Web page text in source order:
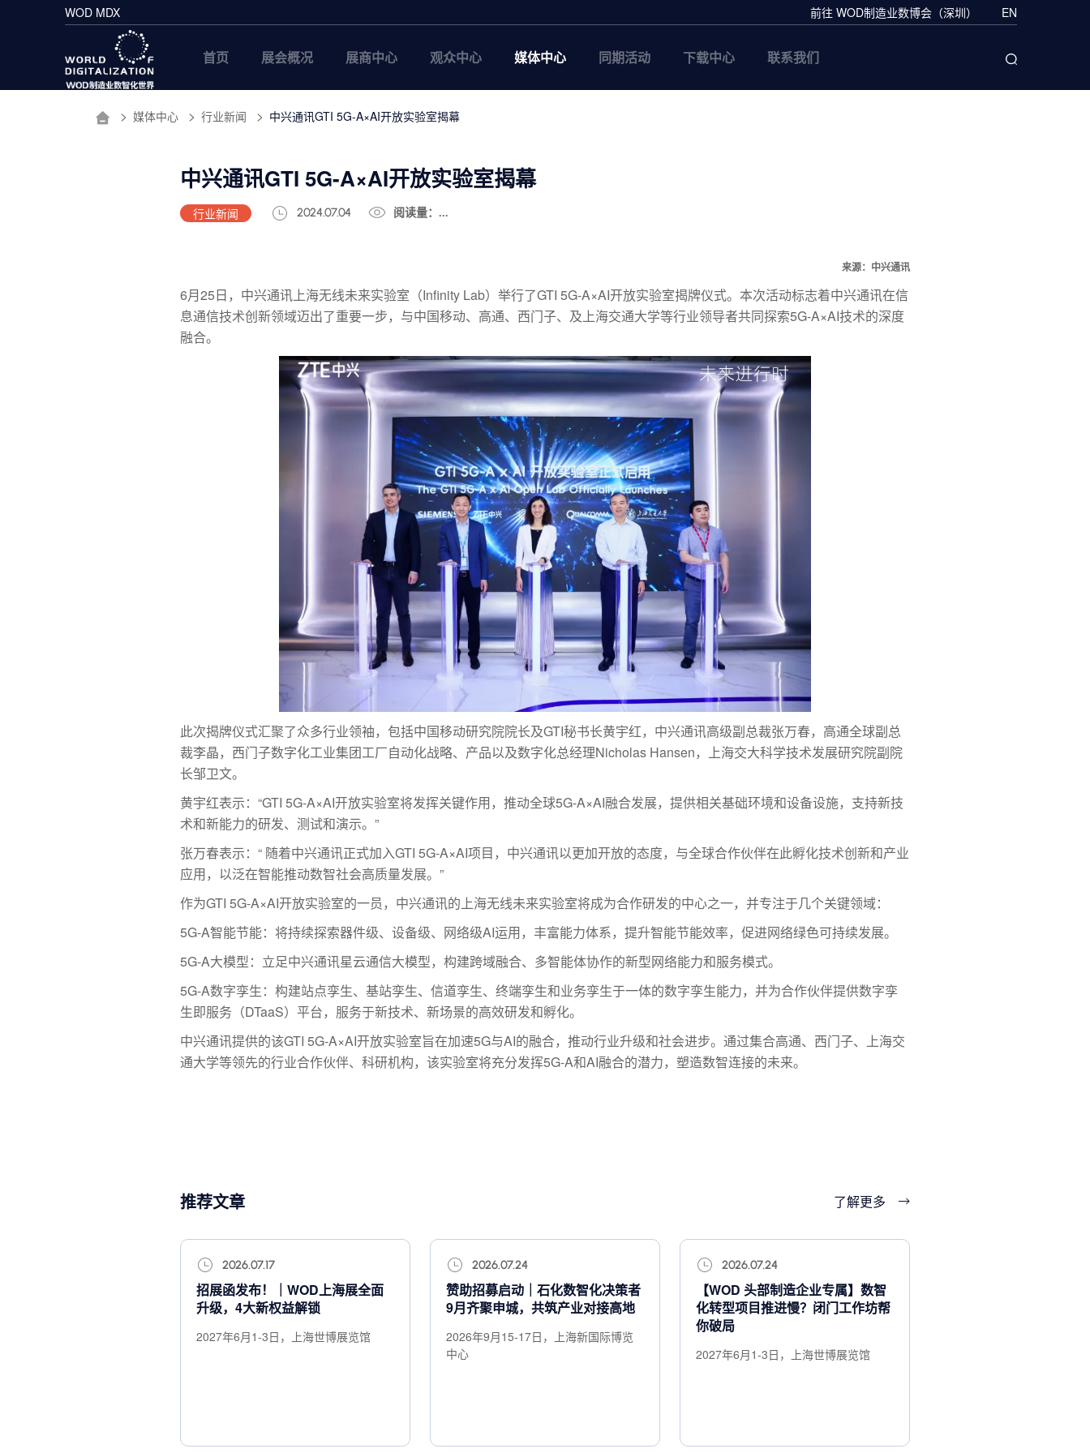
WOD MDX 前往 WOD制造业数博会（深圳） EN
首页 展会概况 展商中心 观众中心 媒体中心 同期活动 下载中心 联系我们
媒体中心 行业新闻 中兴通讯GTI 5G-A×AI开放实验室揭幕
中兴通讯GTI 5G-A×AI开放实验室揭幕
行业新闻 2024.07.04 阅读量：...
来源：中兴通讯
6月25日，中兴通讯上海无线未来实验室（Infinity Lab）举行了GTI 5G-A×AI开放实验室揭牌仪式。本次活动标志着中兴通讯在信
息通信技术创新领域迈出了重要一步，与中国移动、高通、西门子、及上海交通大学等行业领导者共同探索5G-A×AI技术的深度
融合。
此次揭牌仪式汇聚了众多行业领袖，包括中国移动研究院院长及GTI秘书长黄宇红，中兴通讯高级副总裁张万春，高通全球副总
裁李晶，西门子数字化工业集团工厂自动化战略、产品以及数字化总经理Nicholas Hansen，上海交大科学技术发展研究院副院
长邹卫文。
黄宇红表示：“GTI 5G-A×AI开放实验室将发挥关键作用，推动全球5G-A×AI融合发展，提供相关基础环境和设备设施，支持新技
术和新能力的研发、测试和演示。”
张万春表示：“ 随着中兴通讯正式加入GTI 5G-A×AI项目，中兴通讯以更加开放的态度，与全球合作伙伴在此孵化技术创新和产业
应用，以泛在智能推动数智社会高质量发展。”
作为GTI 5G-A×AI开放实验室的一员，中兴通讯的上海无线未来实验室将成为合作研发的中心之一，并专注于几个关键领域：
5G-A智能节能：将持续探索器件级、设备级、网络级AI运用，丰富能力体系，提升智能节能效率，促进网络绿色可持续发展。
5G-A大模型：立足中兴通讯星云通信大模型，构建跨域融合、多智能体协作的新型网络能力和服务模式。
5G-A数字孪生：构建站点孪生、基站孪生、信道孪生、终端孪生和业务孪生于一体的数字孪生能力，并为合作伙伴提供数字孪
生即服务（DTaaS）平台，服务于新技术、新场景的高效研发和孵化。
中兴通讯提供的该GTI 5G-A×AI开放实验室旨在加速5G与AI的融合，推动行业升级和社会进步。通过集合高通、西门子、上海交
通大学等领先的行业合作伙伴、科研机构，该实验室将充分发挥5G-A和AI融合的潜力，塑造数智连接的未来。
推荐文章 了解更多
2026.07.17
招展函发布！｜WOD上海展全面
升级，4大新权益解锁
2027年6月1-3日，上海世博展览馆
2026.07.24
赞助招募启动｜石化数智化决策者
9月齐聚申城，共筑产业对接高地
2026年9月15-17日，上海新国际博览
中心
2026.07.24
【WOD 头部制造企业专属】数智
化转型项目推进慢？闭门工作坊帮
你破局
2027年6月1-3日，上海世博展览馆